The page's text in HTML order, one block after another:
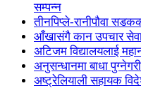
सम्पन्न
तीनपिप्ले-रानीपौवा
आँखासंगै कान उपचार सेवा
अटिजम विद्यालयलाई
अनुसन्धानमा बाधा
अष्ट्रेलियाली सहायक